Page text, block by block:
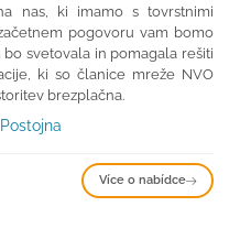
nas, ki imamo s tovrstnimi
pogovoru vam bomo
svetovala in pomagala rešiti
ki so članice mreže NVO
brezplačna.
Více o nabídce